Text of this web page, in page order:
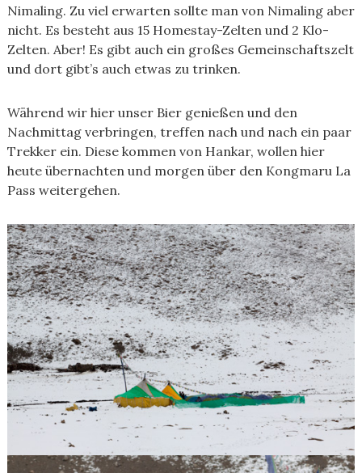
Nimaling. Zu viel erwarten sollte man von Nimaling aber
nicht. Es besteht aus 15 Homestay-Zelten und 2 Klo-
Zelten. Aber! Es gibt auch ein großes Gemeinschaftszelt
und dort gibt’s auch etwas zu trinken.
Während wir hier unser Bier genießen und den
Nachmittag verbringen, treffen nach und nach ein paar
Trekker ein. Diese kommen von Hankar, wollen hier
heute übernachten und morgen über den Kongmaru La
Pass weitergehen.